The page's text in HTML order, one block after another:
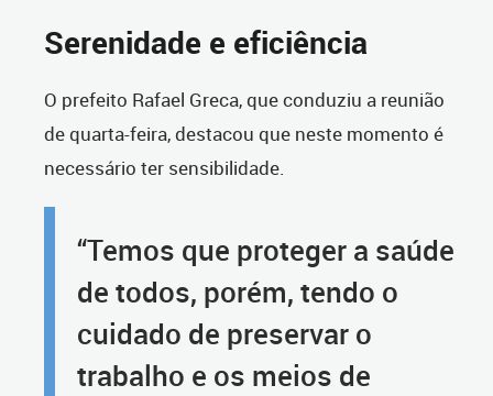
Serenidade e eficiência
O prefeito Rafael Greca, que conduziu a reunião
de quarta-feira, destacou que neste momento é
necessário ter sensibilidade.
“Temos que proteger a saúde
de todos, porém, tendo o
cuidado de preservar o
trabalho e os meios de